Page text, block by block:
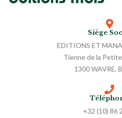
Siège
EDITIONS ET
Tienne de la
1300 WAVRE,
+32 (10) 86